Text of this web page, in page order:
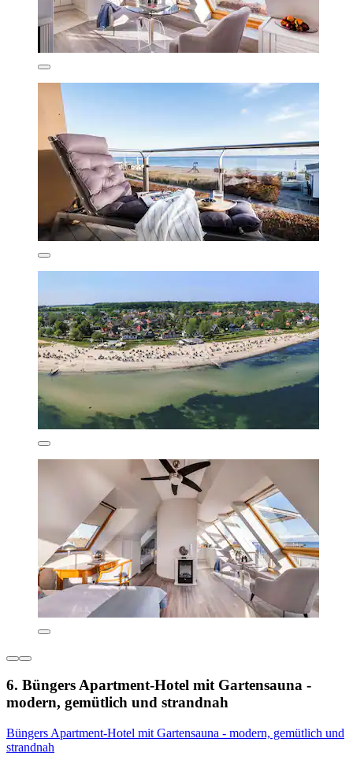
6. Büngers Apartment-Hotel mit Gartensauna -
modern, gemütlich und strandnah
Büngers Apartment-Hotel mit Gartensauna - modern, gemütlich und
strandnah